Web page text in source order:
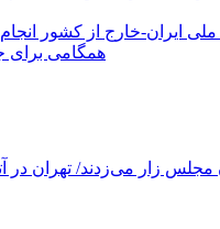
ملی ایران-خارج از کشور
همگامی برای
در آتش؛ ۳۰ تیر ۱۳۳۱ میدان بهارستان چه